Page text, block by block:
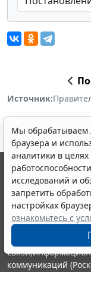
Источник:
Мы обрабатываем
браузера и
аналитики в
исследований и
запретить
настройках
ознакомьтесь с
© ООО "НПП
выпускается с
являются
информации
Портал ГАРАНТ.РУ
издания
коммуникаций